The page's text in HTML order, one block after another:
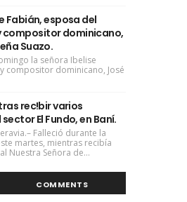
Fabián, esposa del
compositor dominicano,
Suazo.
la señora Ibelise
compositor dominicano, José
rec!bir varios
El Fundo, en Baní.
Falleció durante la
martes, mientras recibía
Nuestra Señora de...
COMMENTS